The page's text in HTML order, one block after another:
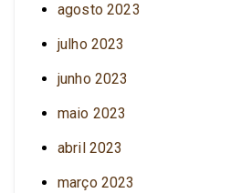
agosto 2023
julho 2023
junho 2023
maio 2023
abril 2023
março 2023